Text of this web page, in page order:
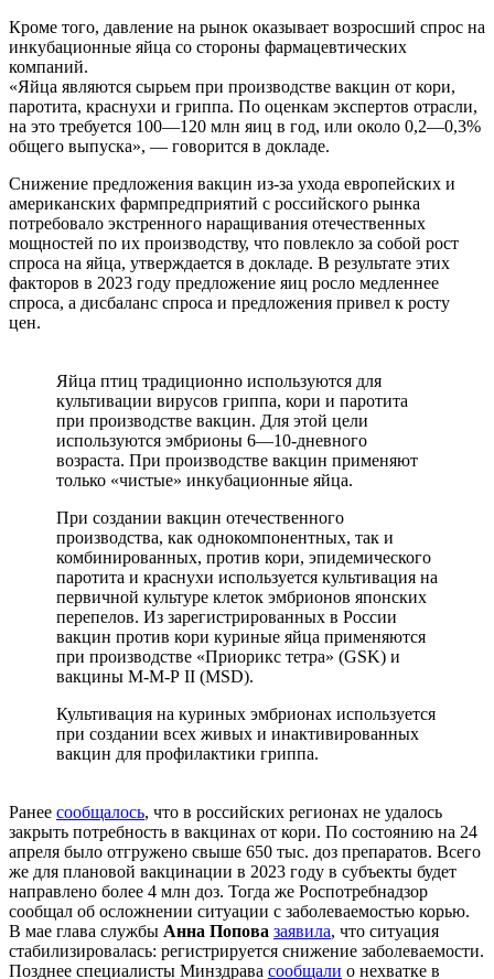
Кроме того, давление на рынок оказывает возросший спрос на
инкубационные яйца со стороны фармацевтических
компаний.
«Яйца являются сырьем при производстве вакцин от кори,
паротита, краснухи и гриппа. По оценкам экспертов отрасли,
на это требуется 100—120 млн яиц в год, или около 0,2—0,3%
общего выпуска», — говорится в докладе.
Снижение предложения вакцин из-за ухода европейских и
американских фармпредприятий с российского рынка
потребовало экстренного наращивания отечественных
мощностей по их производству, что повлекло за собой рост
спроса на яйца, утверждается в докладе. В результате этих
факторов в 2023 году предложение яиц росло медленнее
спроса, а дисбаланс спроса и предложения привел к росту
цен.
Яйца птиц традиционно используются для
культивации вирусов гриппа, кори и паротита
при производстве вакцин. Для этой цели
используются эмбрионы 6—10-дневного
возраста. При производстве вакцин применяют
только «чистые» инкубационные яйца.
При создании вакцин отечественного
производства, как однокомпонентных, так и
комбинированных, против кори, эпидемического
паротита и краснухи используется культивация на
первичной культуре клеток эмбрионов японских
перепелов. Из зарегистрированных в России
вакцин против кори куриные яйца применяются
при производстве «Приорикс тетра» (GSK) и
вакцины М-М-Р II (MSD).
Культивация на куриных эмбрионах используется
при создании всех живых и инактивированных
вакцин для профилактики гриппа.
Ранее сообщалось, что в российских регионах не удалось
закрыть потребность в вакцинах от кори. По состоянию на 24
апреля было отгружено свыше 650 тыс. доз препаратов. Всего
же для плановой вакцинации в 2023 году в субъекты будет
направлено более 4 млн доз. Тогда же Роспотребнадзор
сообщал об осложнении ситуации с заболеваемостью корью.
В мае глава службы Анна Попова заявила, что ситуация
стабилизировалась: регистрируется снижение заболеваемости.
Позднее специалисты Минздрава сообщали о нехватке в